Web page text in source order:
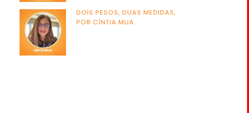
DOIS PESOS, DUAS MEDIDAS,
POR CÍNTIA MUA